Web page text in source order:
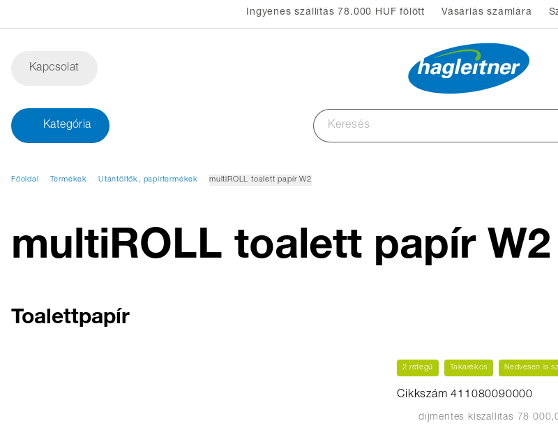
Ingyenes szállítás 78.000 HUF fölött Vásárlás számlára
Kapcsolat
Kategória
Főoldal Termékek Utántöltők, papírtermékek multiROLL toalett papír W2
multiROLL toalett papír W2
Toalettpapír
2 rétegű Takarékos Nedvesen is
Cikkszám 411080090000
díjmentes kiszállítás 78